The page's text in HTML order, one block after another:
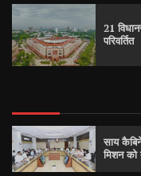
21
परिवर्तित
साय
मिशन को